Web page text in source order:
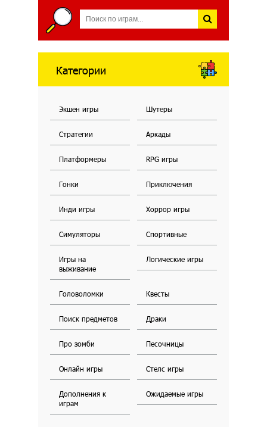
Категории
Экшен игры Шутеры
Стратегии Аркады
Платформеры RPG игры
Гонки Приключения
Инди игры Хоррор игры
Симуляторы Спортивные
Игры на
выживание
Логические игры
Головоломки Квесты
Поиск предметов Драки
Про зомби Песочницы
Онлайн игры Стелс игры
Дополнения к
играм
Ожидаемые игры